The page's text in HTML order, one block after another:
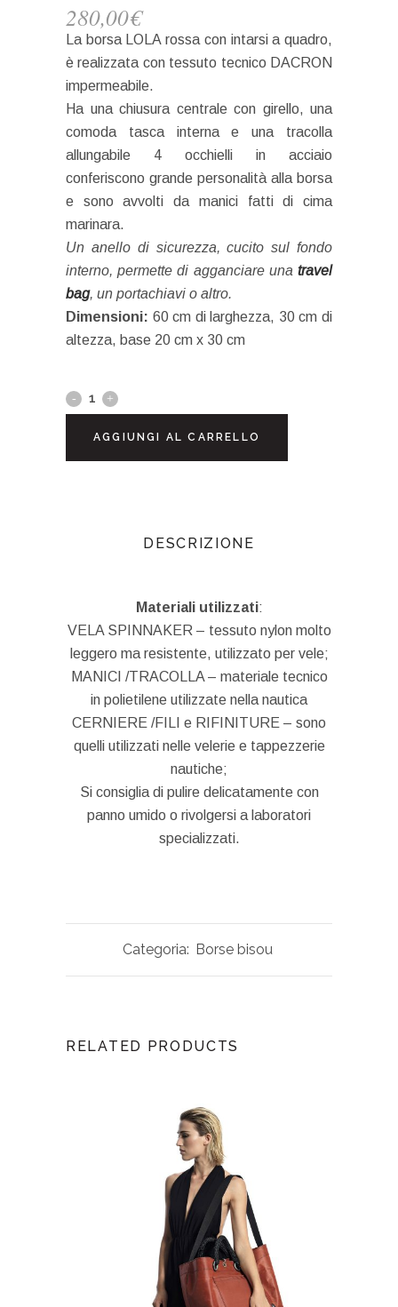
280,00€
La borsa LOLA rossa con intarsi a quadro,
è realizzata con tessuto tecnico DACRON
impermeabile.
Ha una chiusura centrale con girello, una
comoda tasca interna e una tracolla
allungabile 4 occhielli in acciaio
conferiscono grande personalità alla borsa
e sono avvolti da manici fatti di cima
marinara.
Un anello di sicurezza, cucito sul fondo
interno, permette di agganciare una travel
bag, un portachiavi o altro.
Dimensioni: 60 cm di larghezza, 30 cm di
altezza, base 20 cm x 30 cm
AGGIUNGI AL CARRELLO
DESCRIZIONE
Materiali utilizzati:
VELA SPINNAKER – tessuto nylon molto
leggero ma resistente, utilizzato per vele;
MANICI /TRACOLLA – materiale tecnico
in polietilene utilizzate nella nautica
CERNIERE /FILI e RIFINITURE – sono
quelli utilizzati nelle velerie e tappezzerie
nautiche;
Si consiglia di pulire delicatamente con
panno umido o rivolgersi a laboratori
specializzati.
Categoria: Borse bisou
RELATED PRODUCTS